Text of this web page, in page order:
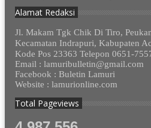
Alamat Redaksi
Jl. Makam Tgk Chik Di Tiro,
Kecamatan Indrapuri, Kabupaten
Kode Pos 23363 Telepon 0651-
Email : lamuribulletin@gmail.com
Facebook : Buletin Lamuri
Website : lamurionline.com
Total Pageviews